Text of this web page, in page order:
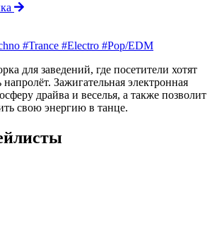
#Trance #Electro #Pop/EDM
для заведений, где посетители хотят
Зажигательная электронная
драйва и веселья, а также позволит
свою энергию в танце.